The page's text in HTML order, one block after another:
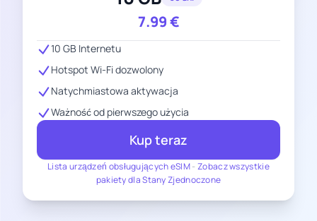
7.99€
Lista urządzeń obsługujących eSIM- Zobacz wszystkie
pakiety dla Stany Zjednoczone
10 GB Internetu
Hotspot Wi-Fi dozwolony
Natychmiastowa aktywacja
Ważność od pierwszego użycia
Kup teraz